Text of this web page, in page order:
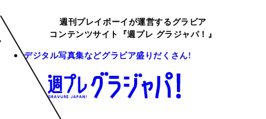
週刊プレイボーイが運営するグラビア
コンテンツサイト『週プレ グラジャパ！』
デジタル写真集などグラビア盛りだくさん!